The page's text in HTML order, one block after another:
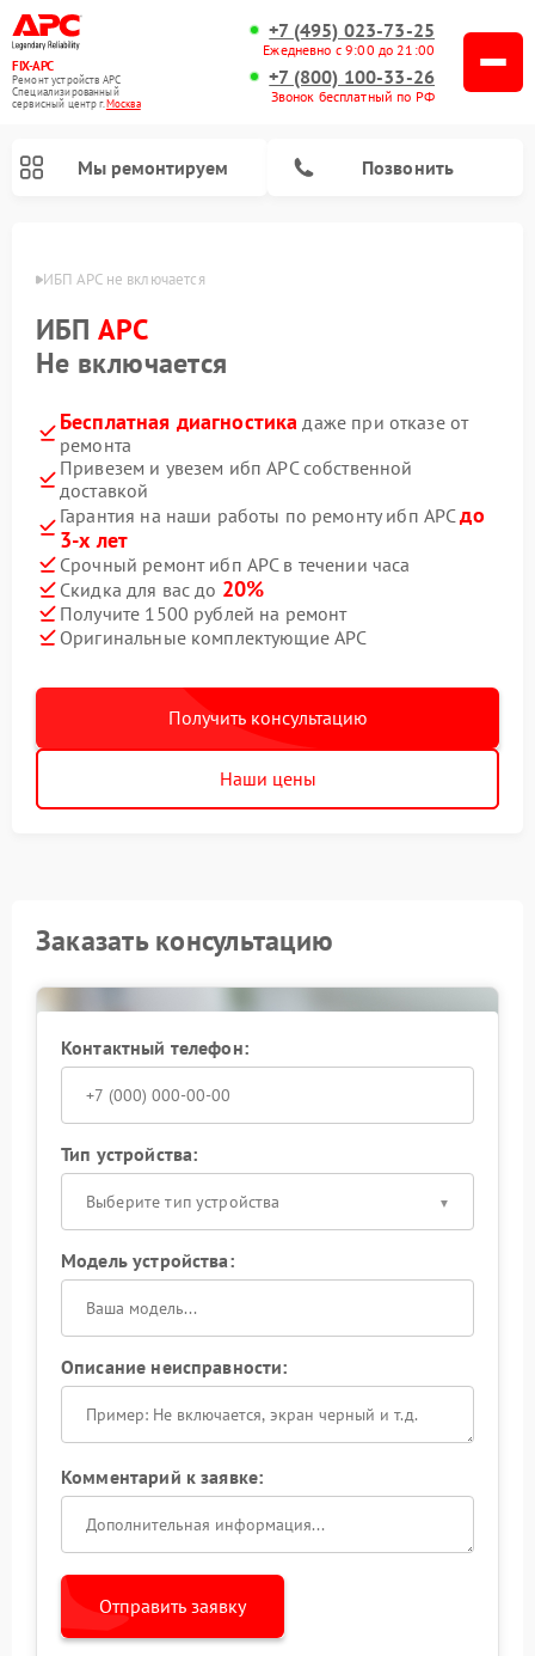
FIX-APC
Ремонт устройств APC
Специализированный
cервисный центр г.Москва
+7 (495) 023-73-25
Ежедневно с 9:00 до 21:00
+7 (800) 100-33-26
Звонок бесплатный по РФ
Мы ремонтируем Позвонить
ИБП APC не включается
ИБП APC
Не включается
Бесплатная диагностика даже при отказе от
ремонта
Привезем и увезем ибп APC собственной
доставкой
Гарантия на наши работы по ремонту ибп APCдо
3-х лет
Срочный ремонт ибп APC в течении часа
Скидка для вас до 20%
Получите 1500 рублей на ремонт
Оригинальные комплектующие APC
Получить консультацию
Наши цены
Заказать консультацию
Контактный телефон:
Тип устройства:
Выберите тип устройства
Модель устройства:
Описание неисправности:
Комментарий к заявке:
Отправить заявку